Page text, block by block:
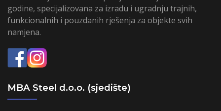
godine, specijalizovana za izradu i ugradnju trajnih,
funkcionalnih i pouzdanih rješenja za objekte svih
namjena.
MBA Steel d.o.o. (sjedište)